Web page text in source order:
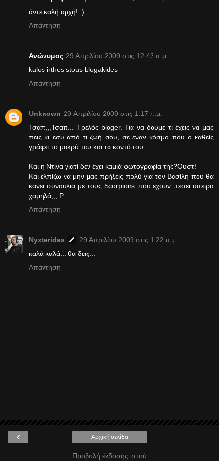
άντε καλή αρχή! :)
Απάντηση
Ανώνυμος 29 Απριλίου 2009 στις 12:43 π.μ.
kalos irthes stous blogakides
Απάντηση
Unknown 29 Απριλίου 2009 στις 1:17 π.μ.
Τσαπ,,,Τσαπ... Τρελός bloger. Για να δούμε τί έχεις να μας
πεις κι εσυ από τι ζωή σου, σε έναν κόσμο που ο καθείς
γράφει το μακρύ του και το κοντό του...
Και η Ντίνα γιατί δεν έχει καμίά φωτογραφία της?Ουστ!
Και ελπίζω να μην μας πρήξεις πολύ για τον Βασίλη που θα
κάνει συναυλία με τους Scorpions που έχουν πέσει άπειρα
χαμηλά,,,:P
Απάντηση
Nyxteridas
29 Απριλίου 2009 στις 1:22 π.μ.
καλά καλά... θα δεις...
Απάντηση
‹ Αρχική σελίδα
Προβολή έκδοσης ιστού